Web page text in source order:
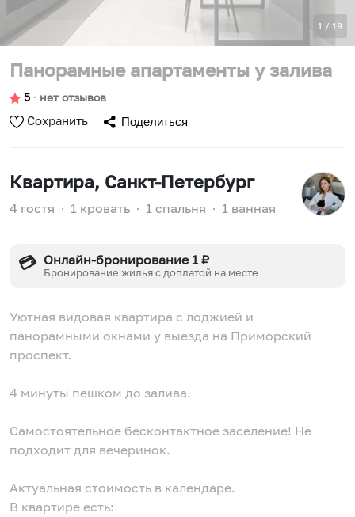
1 / 19
Панорамные апартаменты у залива
5 ∙ нет отзывов
Сохранить Поделиться
Квартира, Санкт-Петербург
4 гостя ∙ 1 кровать ∙ 1 спальня ∙ 1 ванная
💳 Онлайн-бронирование 1 ₽
Бронирование жилья с доплатой на месте
Уютная видовая квартира с лоджией и
панорамными окнами у выезда на Приморский
проспект.
4 минуты пешком до залива.
Самостоятельное бесконтактное заселение! Не
подходит для вечеринок.
Актуальная стоимость в календаре.
В квартире есть: